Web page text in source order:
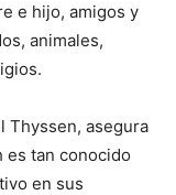
e hijo, amigos y
animales,
Thyssen, asegura
es tan conocido
en sus